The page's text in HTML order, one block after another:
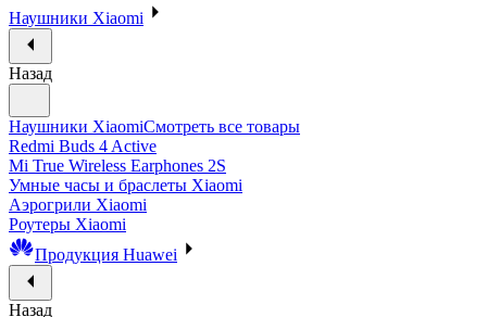
Наушники Xiaomi
Назад
Наушники XiaomiСмотреть все товары
Redmi Buds 4 Active
Mi True Wireless Earphones 2S
Умные часы и браслеты Xiaomi
Аэрогрили Xiaomi
Роутеры Xiaomi
Продукция Huawei
Назад